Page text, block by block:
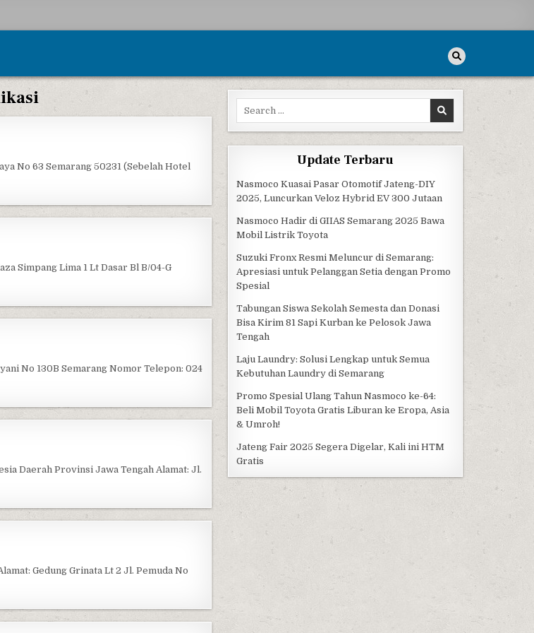
No 63 Semarang 50231 (Sebelah Hotel
Simpang Lima 1 Lt Dasar Bl B/04-G
No 130B Semarang Nomor Telepon: 024
Daerah Provinsi Jawa Tengah Alamat: Jl.
Gedung Grinata Lt 2 Jl. Pemuda No
Search for:
Update Terbaru
Nasmoco Kuasai Pasar Otomotif Jateng-DIY
2025, Luncurkan Veloz Hybrid EV 300 Jutaan
Nasmoco Hadir di GIIAS Semarang 2025 Bawa
Mobil Listrik Toyota
Suzuki Fronx Resmi Meluncur di Semarang:
Apresiasi untuk Pelanggan Setia dengan Promo
Spesial
Tabungan Siswa Sekolah Semesta dan Donasi
Bisa Kirim 81 Sapi Kurban ke Pelosok Jawa
Tengah
Laju Laundry: Solusi Lengkap untuk Semua
Kebutuhan Laundry di Semarang
Promo Spesial Ulang Tahun Nasmoco ke-64:
Beli Mobil Toyota Gratis Liburan ke Eropa, Asia
& Umroh!
Jateng Fair 2025 Segera Digelar, Kali ini HTM
Gratis